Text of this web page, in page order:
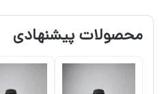
محصولات پیشنهادی